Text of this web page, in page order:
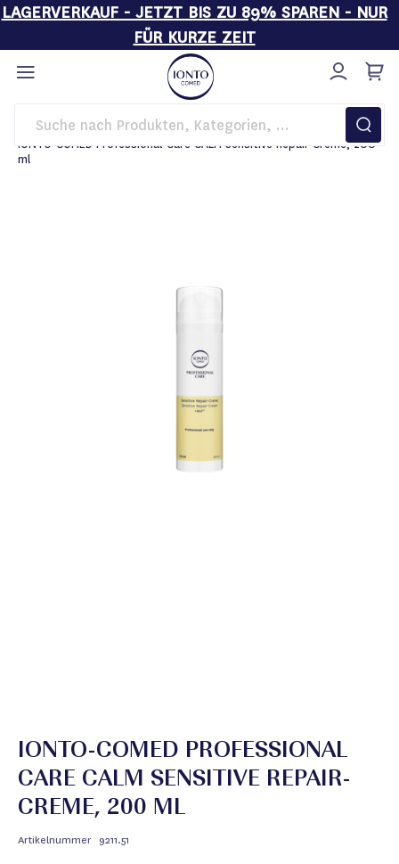
LAGERVERKAUF - JETZT BIS ZU 89% SPAREN - NUR
FÜR KURZE ZEIT
Direkt
zum
Inhalt
Startseite
Pflege
IONTO-COMED Professional Care CALM Sensitive Repair-Creme, 200
ml
IONTO-COMED PROFESSIONAL
CARE CALM SENSITIVE REPAIR-
CREME, 200 ML
Artikelnummer 9211.51